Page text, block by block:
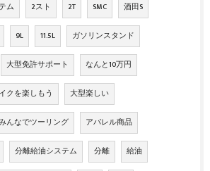
ム 2スト 2T SMC 酒田S
9L 11.5L ガソリンスタンド
大型免許サポート なんと10万円
クを楽しもう 大型楽しい
んなでツーリング アパレル商品
分離給油システム 分離 給油